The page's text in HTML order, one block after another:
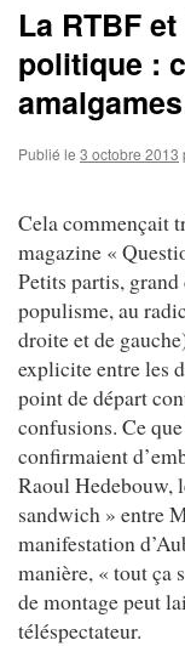
La RTBF
politique :
Publié le 3 octobre 2013
Cela commençait
magazine «
Petits partis,
populisme, au
droite et de
explicite entre les
point de départ
confusions. Ce
confirmaient
Raoul Hedebouw,
sandwich » entre
manifestation
manière, « tout ça
de montage peut
téléspectateur.